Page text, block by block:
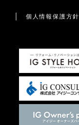
個人情報保護方針